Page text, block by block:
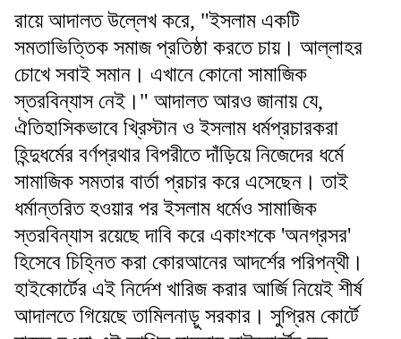
রায়ে আদালত উল্লেখ করে, "ইসলাম একটি
সমতাভিত্তিক সমাজ প্রতিষ্ঠা করতে চায়। আল্লাহর
চোখে সবাই সমান। এখানে কোনো সামাজিক
স্তরবিন্যাস নেই।" আদালত আরও জানায় যে,
ঐতিহাসিকভাবে খ্রিস্টান ও ইসলাম ধর্মপ্রচারকরা
হিন্দুধর্মের বর্ণপ্রথার বিপরীতে দাঁড়িয়ে নিজেদের ধর্মে
সামাজিক সমতার বার্তা প্রচার করে এসেছেন। তাই
ধর্মান্তরিত হওয়ার পর ইসলাম ধর্মেও সামাজিক
স্তরবিন্যাস রয়েছে দাবি করে একাংশকে 'অনগ্রসর'
হিসেবে চিহ্নিত করা কোরআনের আদর্শের পরিপন্থী।
হাইকোর্টের এই নির্দেশ খারিজ করার আর্জি নিয়েই শীর্ষ
আদালতে গিয়েছে তামিলনাড়ু সরকার। সুপ্রিম কোর্টে